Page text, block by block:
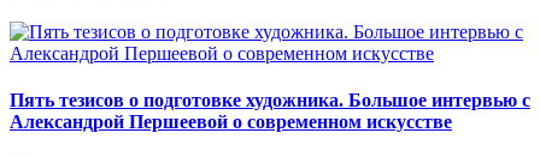
Пять тезисов о подготовке художника. Большое интервью с
Александрой Першеевой о современном искусстве